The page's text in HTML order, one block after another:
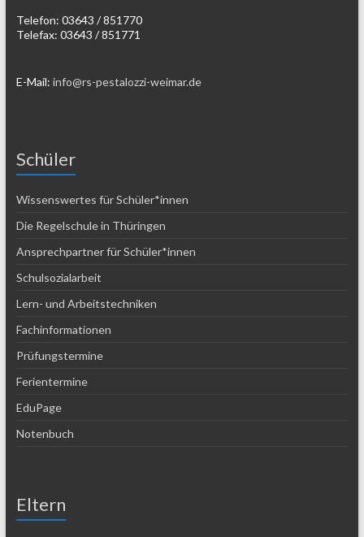
Telefon: 03643 / 851770
Telefax: 03643 / 851771
E-Mail: info@rs-pestalozzi-weimar.de
Schüler
Wissenswertes für Schüler*innen
Die Regelschule in Thüringen
Ansprechpartner für Schüler*innen
Schulsozialarbeit
Lern- und Arbeitstechniken
Fachinformationen
Prüfungstermine
Ferientermine
EduPage
Notenbuch
Eltern